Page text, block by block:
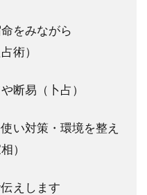
をみながら
術）
断易（卜占）
い対策・環境を整え
）
えします